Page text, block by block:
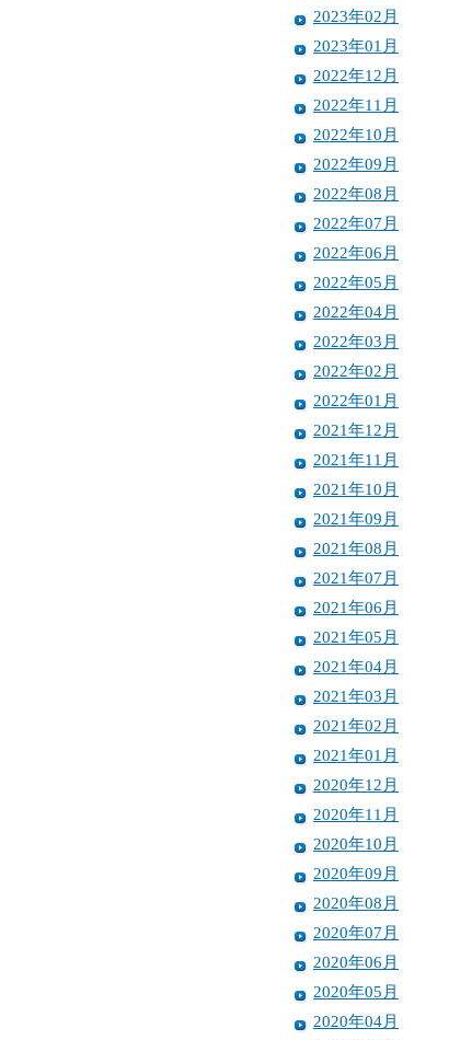
2023年02月
2023年01月
2022年12月
2022年11月
2022年10月
2022年09月
2022年08月
2022年07月
2022年06月
2022年05月
2022年04月
2022年03月
2022年02月
2022年01月
2021年12月
2021年11月
2021年10月
2021年09月
2021年08月
2021年07月
2021年06月
2021年05月
2021年04月
2021年03月
2021年02月
2021年01月
2020年12月
2020年11月
2020年10月
2020年09月
2020年08月
2020年07月
2020年06月
2020年05月
2020年04月